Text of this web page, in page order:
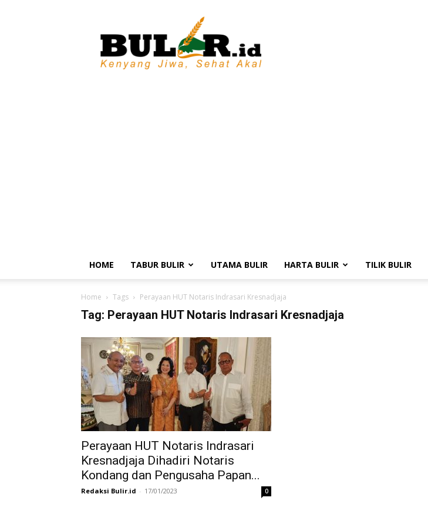
BULIR.ID
Kenyang
Jiwa,
Sehat
HOME TABUR BULIR UTAMA BULIR HARTA BULIR TILIK BULIR
Home Tags Perayaan HUT Notaris Indrasari Kresnadjaja
Tag: Perayaan HUT Notaris Indrasari Kresnadjaja
Perayaan HUT Notaris Indrasari
Kresnadjaja Dihadiri Notaris
Kondang dan Pengusaha Papan...
Redaksi Bulir.id - 17/01/2023 0